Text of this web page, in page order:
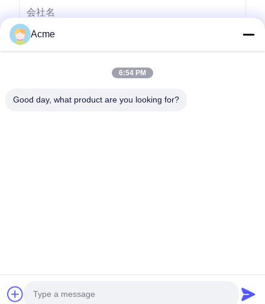
© 2026 Acme (Shenzhen) Technology Co., Ltd. All Rights Reserved.
Acme
6:54 PM
Good day, what product are you looking for?